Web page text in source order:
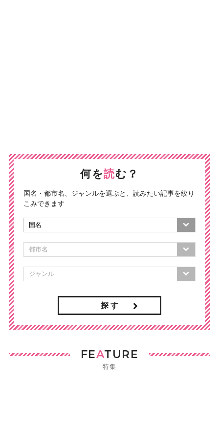
何を読む？
国名・都市名、ジャンルを選ぶと、読みたい記事を絞り
こみできます
探 す
FEATURE
特集